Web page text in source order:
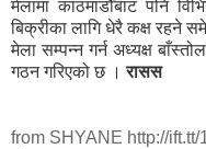
मेलामा काठमाडौँबाट पनि
बिक्रीका लागि धेरै कक्ष रहने
मेला सम्पन्न गर्न अध्यक्ष
गठन गरिएको छ ।रासस
from SHYANE http://ift.tt/